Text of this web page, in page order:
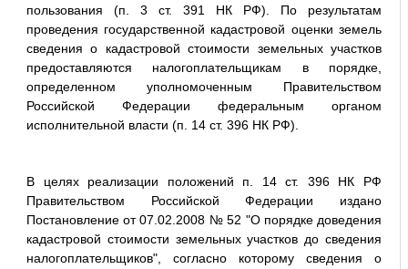
пользования (п. 3 ст. 391 НК РФ). По результатам
проведения государственной кадастровой оценки земель
сведения о кадастровой стоимости земельных участков
предоставляются налогоплательщикам в порядке,
определенном уполномоченным Правительством
Российской Федерации федеральным органом
исполнительной власти (п. 14 ст. 396 НК РФ).
В целях реализации положений п. 14 ст. 396 НК РФ
Правительством Российской Федерации издано
Постановление от 07.02.2008 № 52 "О порядке доведения
кадастровой стоимости земельных участков до сведения
налогоплательщиков", согласно которому сведения о